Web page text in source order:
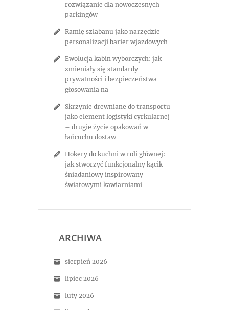
rozwiązanie dla nowoczesnych
parkingów
Ramię szlabanu jako narzędzie
personalizacji barier wjazdowych
Ewolucja kabin wyborczych: jak
zmieniały się standardy
prywatności i bezpieczeństwa
głosowania na
Skrzynie drewniane do transportu
jako element logistyki cyrkularnej
– drugie życie opakowań w
łańcuchu dostaw
Hokery do kuchni w roli głównej:
jak stworzyć funkcjonalny kącik
śniadaniowy inspirowany
światowymi kawiarniami
ARCHIWA
sierpień 2026
lipiec 2026
luty 2026